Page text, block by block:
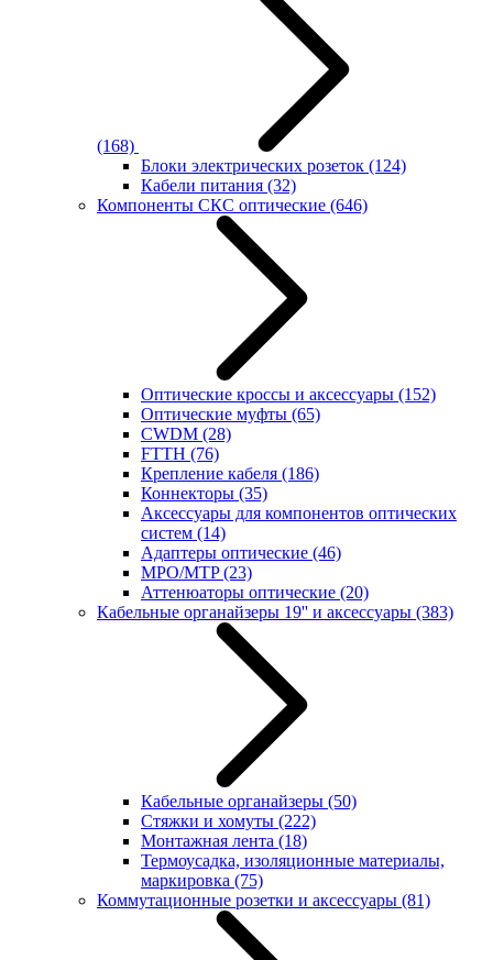
(168)
Блоки электрических розеток (124)
Кабели питания (32)
Компоненты СКС оптические (646)
Оптические кроссы и аксессуары (152)
Оптические муфты (65)
CWDM (28)
FTTH (76)
Крепление кабеля (186)
Коннекторы (35)
Аксессуары для компонентов оптических
систем (14)
Адаптеры оптические (46)
MPO/MTP(23)
Аттенюаторы оптические (20)
Кабельные органайзеры 19'' и аксессуары (383)
Кабельные органайзеры (50)
Стяжки и хомуты (222)
Монтажная лента (18)
Термоусадка, изоляционные материалы,
маркировка (75)
Коммутационные розетки и аксессуары (81)